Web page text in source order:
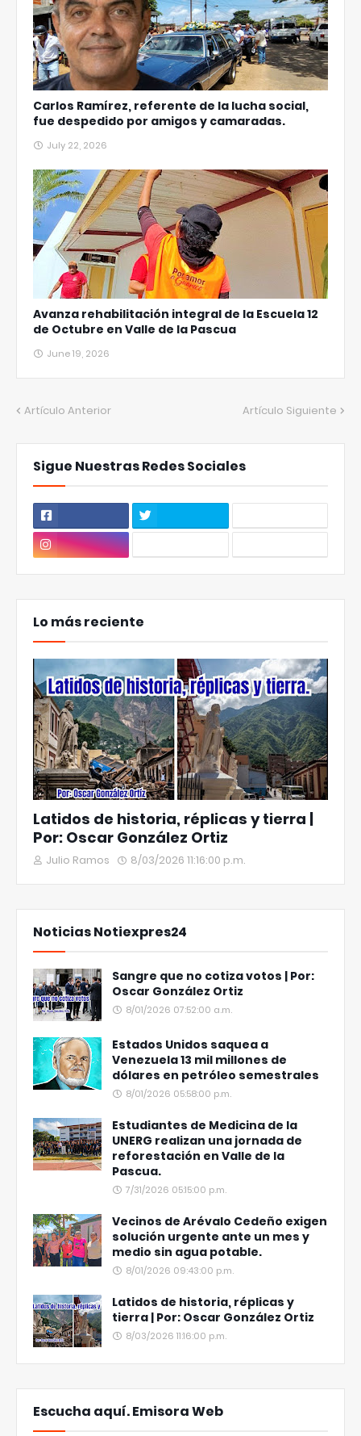
Carlos Ramírez, referente de la lucha social,
fue despedido por amigos y camaradas.
July 22, 2026
Avanza rehabilitación integral de la Escuela 12
de Octubre en Valle de la Pascua
June 19, 2026
Artículo Anterior Artículo Siguiente
Sigue Nuestras Redes Sociales
Lo más reciente
Latidos de historia, réplicas y tierra |
Por: Oscar González Ortiz
Julio Ramos 8/03/2026 11:16:00 p.m.
Noticias Notiexpres24
Sangre que no cotiza votos | Por:
Oscar González Ortiz
8/01/2026 07:52:00 a.m.
Estados Unidos saquea a
Venezuela 13 mil millones de
dólares en petróleo semestrales
8/01/2026 05:58:00 p.m.
Estudiantes de Medicina de la
UNERG realizan una jornada de
reforestación en Valle de la
Pascua.
7/31/2026 05:15:00 p.m.
Vecinos de Arévalo Cedeño exigen
solución urgente ante un mes y
medio sin agua potable.
8/01/2026 09:43:00 p.m.
Latidos de historia, réplicas y
tierra | Por: Oscar González Ortiz
8/03/2026 11:16:00 p.m.
Escucha aquí. Emisora Web